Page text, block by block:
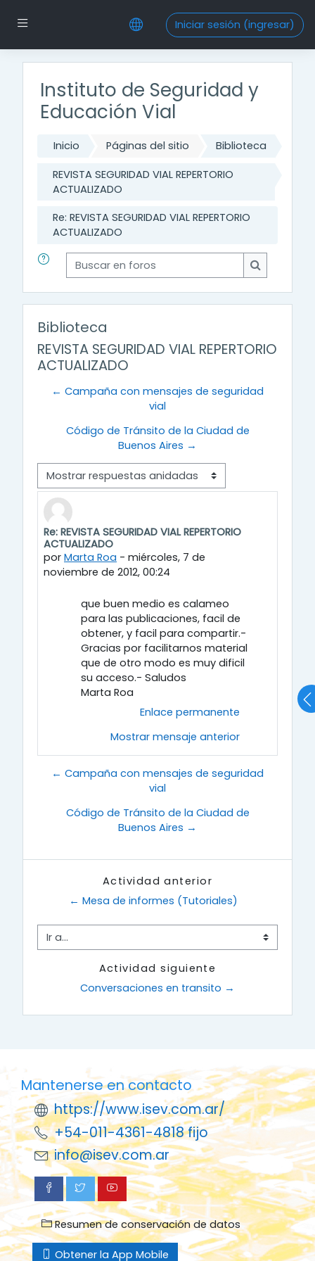
Pánel lateral Iniciar sesión (ingresar)
Instituto de Seguridad y
Educación Vial
Inicio Páginas del sitio Biblioteca
REVISTA SEGURIDAD VIAL REPERTORIO
ACTUALIZADO
Re: REVISTA SEGURIDAD VIAL REPERTORIO
ACTUALIZADO
Buscar en foros
Buscar en
Biblioteca
REVISTA SEGURIDAD VIAL REPERTORIO
ACTUALIZADO
← Campaña con mensajes de seguridad
vial
Código de Tránsito de la Ciudad de
Buenos Aires →
Modo de visualización
Re: REVISTA SEGURIDAD VIAL REPERTORIO
ACTUALIZADO
por Marta Roa - miércoles, 7 de
noviembre de 2012, 00:24
Número de respuestas: 0
que buen medio es calameo
para las publicaciones, facil de
obtener, y facil para compartir.-
Gracias por facilitarnos material
que de otro modo es muy dificil
su acceso.- Saludos
Marta Roa
Enlace permanente
Mostrar mensaje anterior
← Campaña con mensajes de seguridad
vial
Código de Tránsito de la Ciudad de
Buenos Aires →
Actividad anterior
← Mesa de informes (Tutoriales)
Ir a...
Actividad siguiente
Conversaciones en transito →
Mantenerse en contacto
https://www.isev.com.ar/
+54-011-4361-4818 fijo
info@isev.com.ar
Resumen de conservación de datos
Obtener la App Mobile